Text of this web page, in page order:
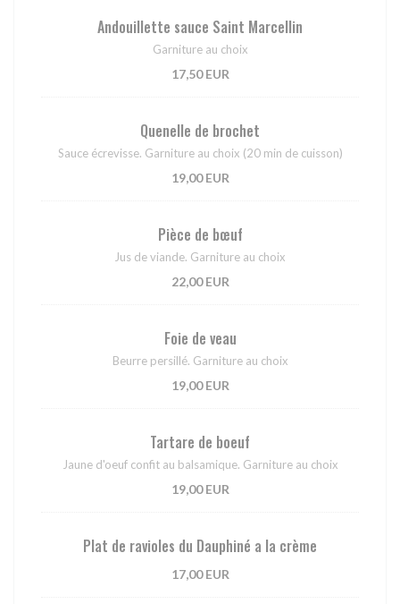
Andouillette sauce Saint Marcellin
Garniture au choix
17,50 EUR
Quenelle de brochet
Sauce écrevisse. Garniture au choix (20 min de cuisson)
19,00 EUR
Pièce de bœuf
Jus de viande. Garniture au choix
22,00 EUR
Foie de veau
Beurre persillé. Garniture au choix
19,00 EUR
Tartare de boeuf
Jaune d'oeuf confit au balsamique. Garniture au choix
19,00 EUR
Plat de ravioles du Dauphiné a la crème
17,00 EUR